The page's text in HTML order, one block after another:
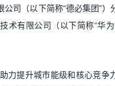
公司（以下简称“德必集团”）
术有限公司（以下简称“华
力提升城市能级和核心竞争